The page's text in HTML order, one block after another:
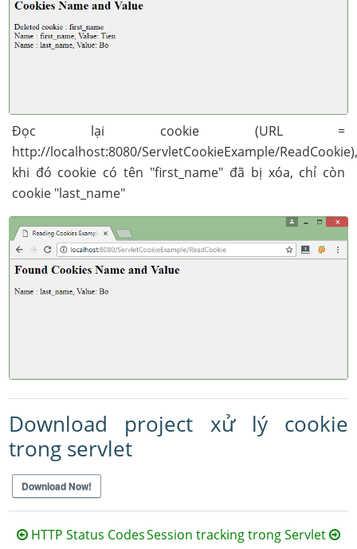
Đọc lại cookie (URL =
http://localhost:8080/ServletCookieExample/ReadCookie),
khi đó cookie có tên "first_name" đã bị xóa, chỉ còn
cookie "last_name"
Download project xử lý cookie
trong servlet
Download Now!
HTTP Status CodesSession tracking trong Servlet